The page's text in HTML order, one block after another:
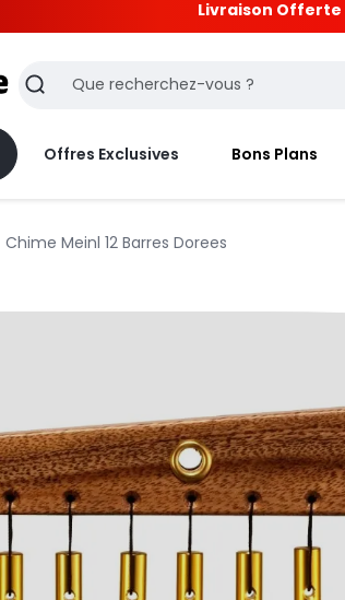
Livraison Offerte
Recherche
Offres Exclusives Bons Plans
Chime Meinl 12 Barres Dorees